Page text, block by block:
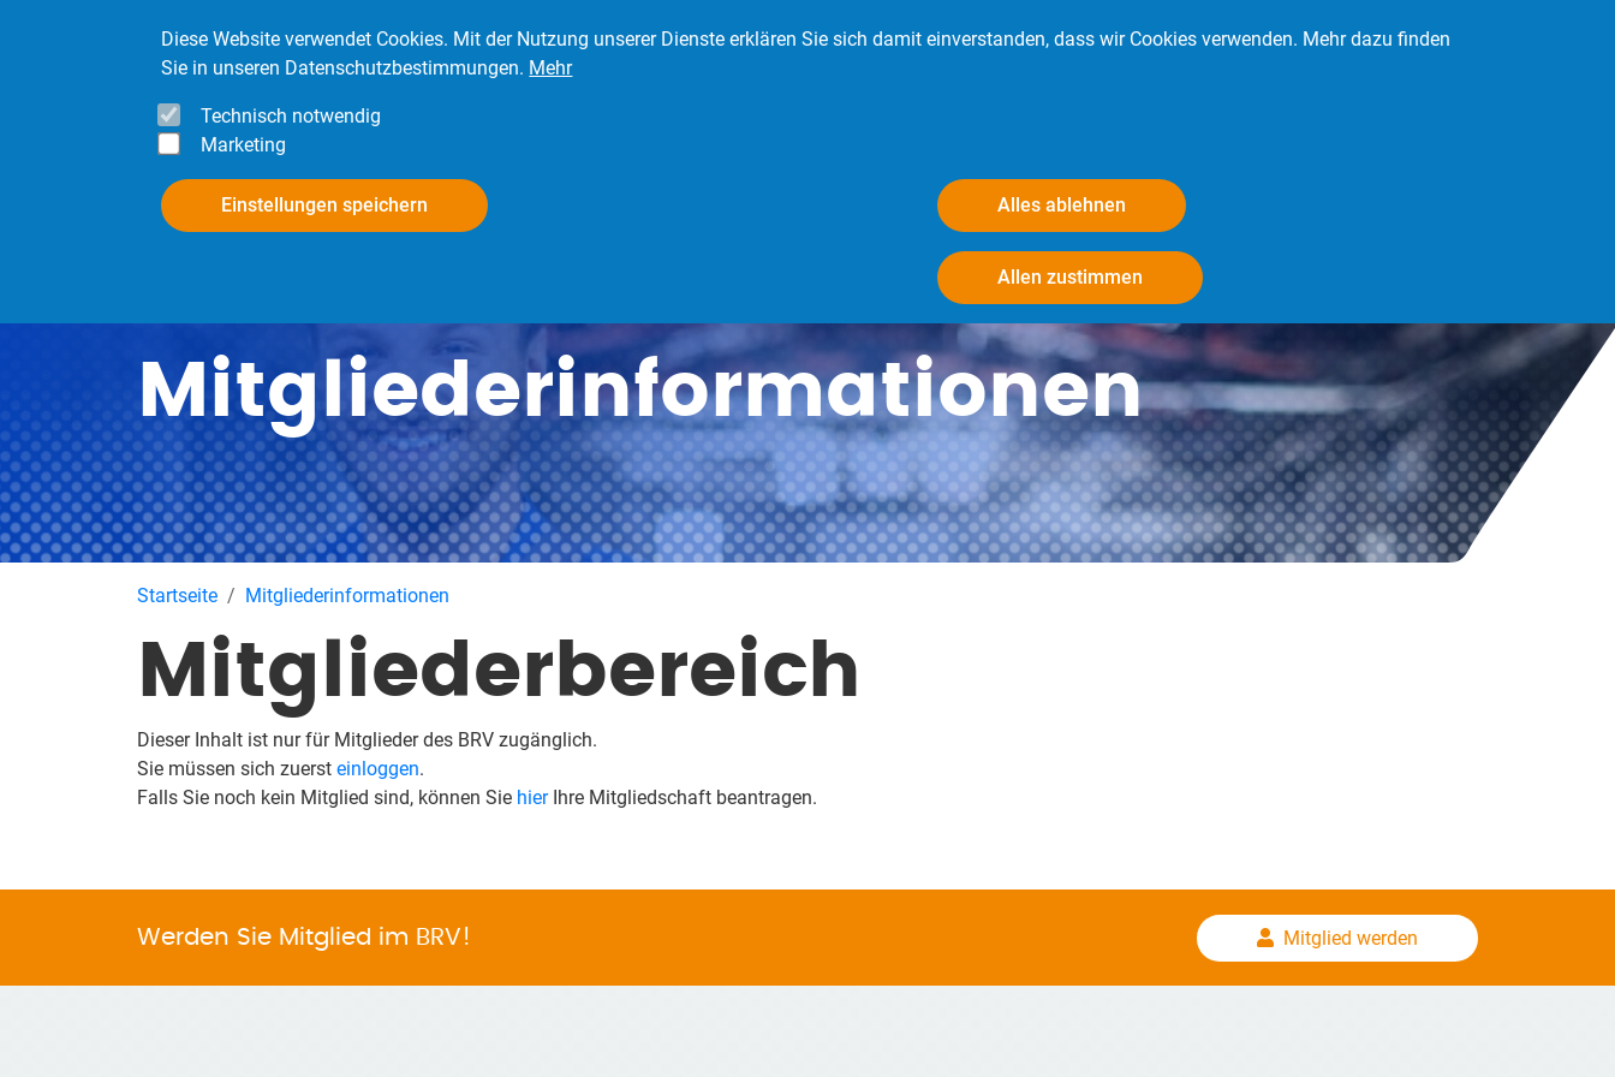
Diese Website verwendet Cookies. Mit der Nutzung unserer Dienste erklären Sie sich damit einverstanden, dass wir Cookies verwenden. Mehr dazu finden
Sie in unseren Datenschutzbestimmungen. Mehr
Technisch notwendig
Marketing
Einstellungen speichern Alles ablehnen
Allen zustimmen
Kontakt Login
Mitgliederinformationen
Startseite Mitgliederinformationen
Mitgliederbereich
Dieser Inhalt ist nur für Mitglieder des BRV zugänglich.
Sie müssen sich zuerst einloggen.
Falls Sie noch kein Mitglied sind, können Sie hierIhre Mitgliedschaft beantragen.
Werden Sie Mitglied im BRV! Mitglied werden